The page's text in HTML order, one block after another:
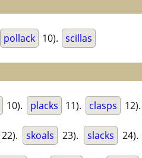
pollack 10). scillas
10). placks 11). clasps 12).
22). skoals 23). slacks 24).